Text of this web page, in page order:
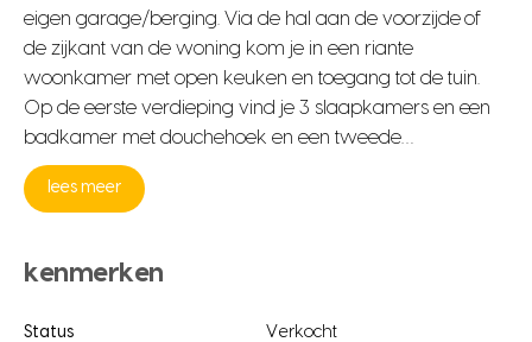
eigen garage/berging. Via de hal aan de voorzijde of
de zijkant van de woning kom je in een riante
woonkamer met open keuken en toegang tot de tuin.
Op de eerste verdieping vind je 3 slaapkamers en een
badkamer met douchehoek en een tweede…
lees meer
kenmerken
Status Verkocht